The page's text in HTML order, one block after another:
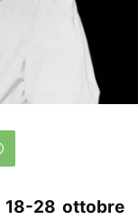
18-28 ottobre